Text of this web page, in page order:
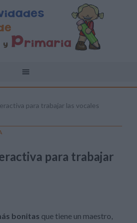
para trabajar las vocales
para trabajar
bonitas que tiene un maestro,